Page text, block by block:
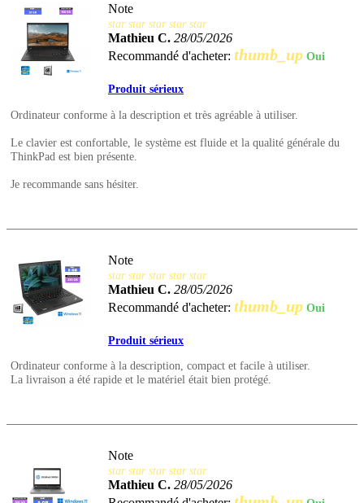
Note
star star star star star
Mathieu C. 28/05/2026
Recommandé d'acheter: thumb_up Oui
Produit sérieux
Ordinateur conforme à la description et très agréable à utiliser.
Le clavier est confortable, le système est fluide et la qualité générale du
ThinkPad est bien présente.
Je recommande sans hésiter.
Note
star star star star star
Mathieu C. 28/05/2026
Recommandé d'acheter: thumb_up Oui
Produit sérieux
Ordinateur conforme à la description, compact et facile à utiliser.
La livraison a été rapide et le matériel était bien protégé.
Note
star star star star star
Mathieu C. 28/05/2026